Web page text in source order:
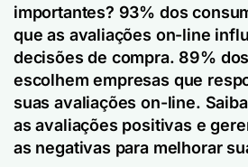
importantes? 93% dos
que as avaliações on-line
decisões de compra. 89%
escolhem empresas que
suas avaliações on-line.
as avaliações positivas e
as negativas para melhorar